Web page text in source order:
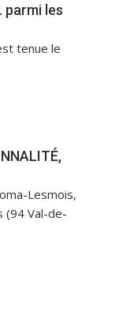
parmi les
tenue le
Lesmois,
(94 Val-de-